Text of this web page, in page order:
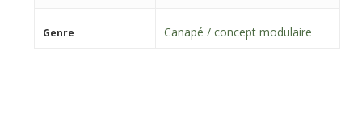
Genre Canapé / concept modulaire